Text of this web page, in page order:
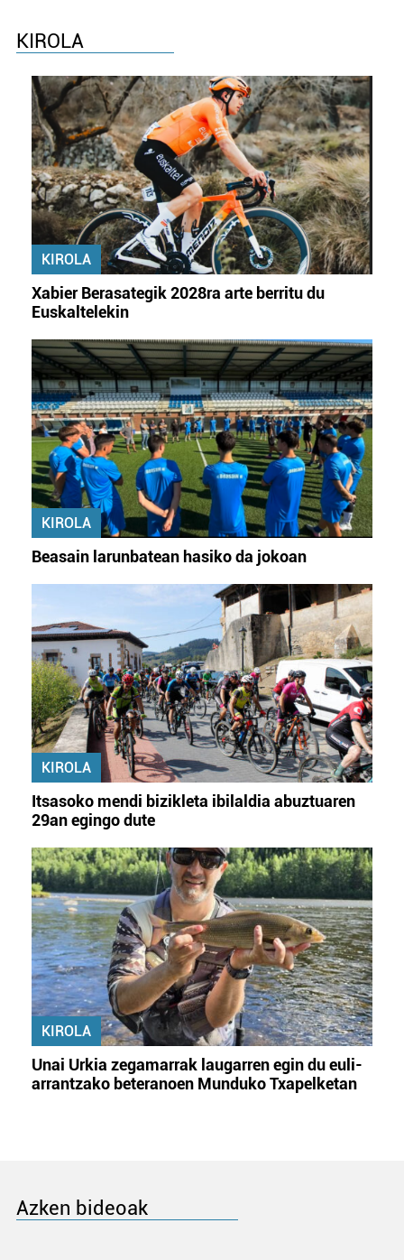
KIROLA
KIROLA
Xabier Berasategik 2028ra arte berritu du
Euskaltelekin
KIROLA
Beasain larunbatean hasiko da jokoan
KIROLA
Itsasoko mendi bizikleta ibilaldia abuztuaren
29an egingo dute
KIROLA
Unai Urkia zegamarrak laugarren egin du euli-
arrantzako beteranoen Munduko Txapelketan
Azken bideoak